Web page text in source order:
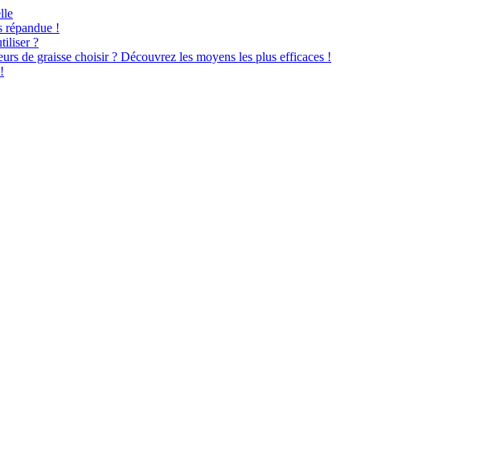
répandue !
?
de graisse choisir ? Découvrez les moyens les plus efficaces !